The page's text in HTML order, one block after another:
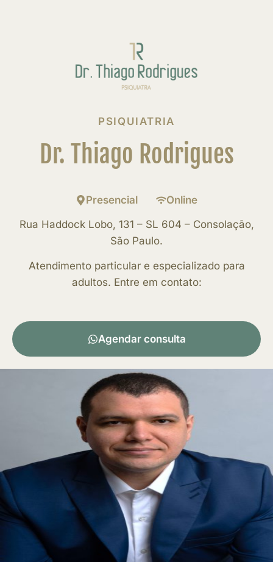
PSIQUIATRIA
Dr. Thiago Rodrigues
Presencial
Online
Rua Haddock Lobo, 131 – SL 604 – Consolação,
São Paulo.
Atendimento particular e especializado para
adultos. Entre em contato:
Agendar consulta